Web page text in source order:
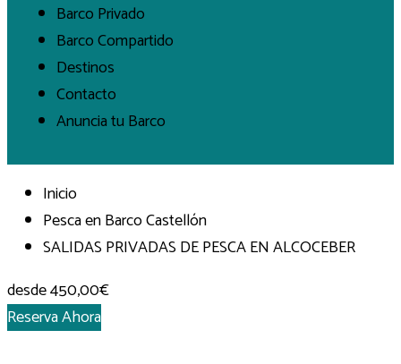
Barco Privado
Barco Compartido
Destinos
Contacto
Anuncia tu Barco
Inicio
Pesca en Barco Castellón
SALIDAS PRIVADAS DE PESCA EN ALCOCEBER
desde450,00€
Reserva Ahora